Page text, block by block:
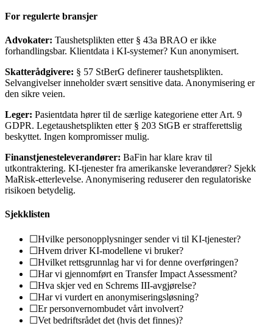
For regulerte bransjer
Advokater: Taushetsplikten etter § 43a BRAO er ikke
forhandlingsbar. Klientdata i KI-systemer? Kun anonymisert.
Skatterådgivere: § 57 StBerG definerer taushetsplikten.
Selvangivelser inneholder svært sensitive data. Anonymisering er
den sikre veien.
Leger: Pasientdata hører til de særlige kategoriene etter Art. 9
GDPR. Legetaushetsplikten etter § 203 StGB er strafferettslig
beskyttet. Ingen kompromisser mulig.
Finanstjenesteleverandører: BaFin har klare krav til
utkontraktering. KI-tjenester fra amerikanske leverandører? Sjekk
MaRisk-etterlevelse. Anonymisering reduserer den regulatoriske
risikoen betydelig.
Sjekklisten
☐Hvilke personopplysninger sender vi til KI-tjenester?
☐Hvem driver KI-modellene vi bruker?
☐Hvilket rettsgrunnlag har vi for denne overføringen?
☐Har vi gjennomført en Transfer Impact Assessment?
☐Hva skjer ved en Schrems III-avgjørelse?
☐Har vi vurdert en anonymiseringsløsning?
☐Er personvernombudet vårt involvert?
☐Vet bedriftsrådet det (hvis det finnes)?